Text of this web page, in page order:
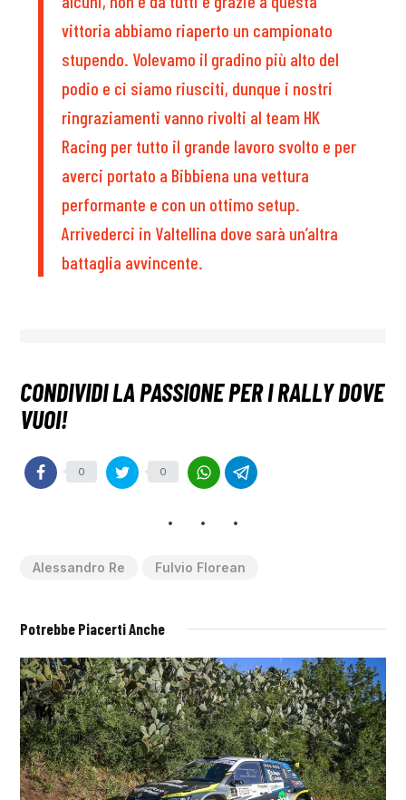
vittoria abbiamo riaperto un campionato
stupendo. Volevamo il gradino più alto del
podio e ci siamo riusciti, dunque i nostri
ringraziamenti vanno rivolti al team HK
Racing per tutto il grande lavoro svolto e per
averci portato a Bibbiena una vettura
performante e con un ottimo setup.
Arrivederci in Valtellina dove sarà un’altra
battaglia avvincente.
0 0
Alessandro Re Fulvio Florean
Potrebbe Piacerti Anche